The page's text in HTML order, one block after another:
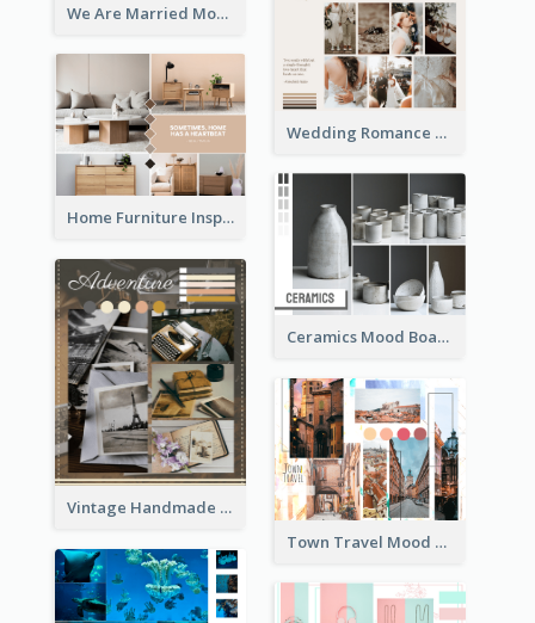
We Are Married Mood Board
Wedding Romance Mood Board
Home Furniture Inspiration Mood Board
Ceramics Mood Board
Vintage Handmade Mood Board
Town Travel Mood Board